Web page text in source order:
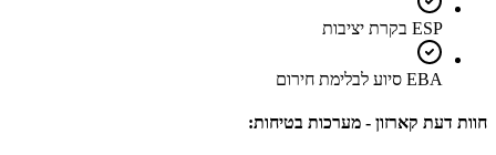
ESP בקרת יציבות
EBA סיוע לבלימת חירום
חוות דעת קארזון - מערכות בטיחות: